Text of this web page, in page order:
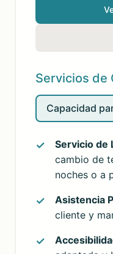
Servicios de
Capacidad
Servicio de
cambio de
noches o a
Asistencia
cliente y